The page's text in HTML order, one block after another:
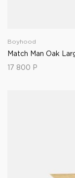
Boyhood
Match Man Oak
17 800 Р